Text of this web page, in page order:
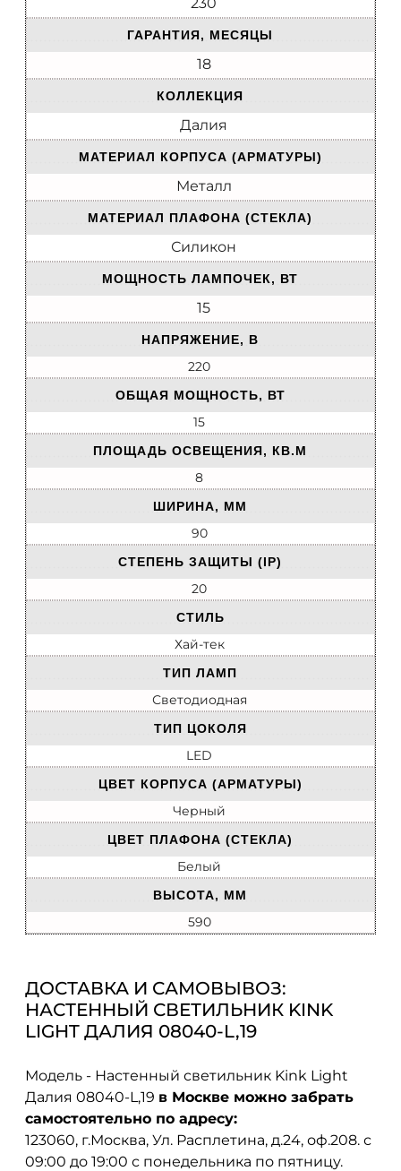
ГАРАНТИЯ, МЕСЯЦЫ
18
КОЛЛЕКЦИЯ
Далия
МАТЕРИАЛ КОРПУСА (АРМАТУРЫ)
Металл
МАТЕРИАЛ ПЛАФОНА (СТЕКЛА)
Силикон
МОЩНОСТЬ ЛАМПОЧЕК, ВТ
15
НАПРЯЖЕНИЕ, В
220
ОБЩАЯ МОЩНОСТЬ, ВТ
15
ПЛОЩАДЬ ОСВЕЩЕНИЯ, КВ.М
8
ШИРИНА, ММ
90
СТЕПЕНЬ ЗАЩИТЫ (IP)
20
СТИЛЬ
Хай-тек
ТИП ЛАМП
Светодиодная
ТИП ЦОКОЛЯ
LED
ЦВЕТ КОРПУСА (АРМАТУРЫ)
Черный
ЦВЕТ ПЛАФОНА (СТЕКЛА)
Белый
ВЫСОТА, ММ
590
ДОСТАВКА И САМОВЫВОЗ:
НАСТЕННЫЙ СВЕТИЛЬНИК KINK
LIGHT ДАЛИЯ 08040-L,19
Модель - Настенный светильник Kink Light
Далия 08040-L,19 в Москве можно забрать
самостоятельно по адресу:
123060, г.Москва, Ул. Расплетина, д.24, оф.208. с
09:00 до 19:00 с понедельника по пятницу.